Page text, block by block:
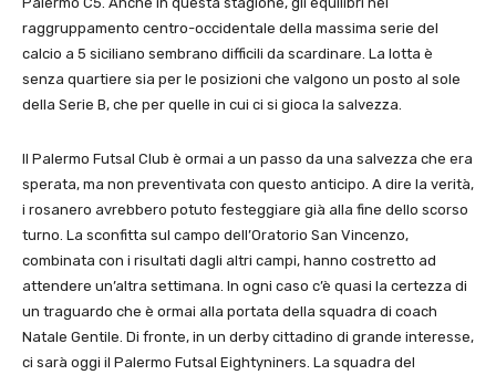
raggruppamento centro-occidentale della massima serie del
calcio a 5 siciliano sembrano difficili da scardinare. La lotta è
senza quartiere sia per le posizioni che valgono un posto al sole
della Serie B, che per quelle in cui ci si gioca la salvezza.
Il Palermo Futsal Club è ormai a un passo da una salvezza che era
sperata, ma non preventivata con questo anticipo. A dire la verità,
i rosanero avrebbero potuto festeggiare già alla fine dello scorso
turno. La sconfitta sul campo dell’Oratorio San Vincenzo,
combinata con i risultati dagli altri campi, hanno costretto ad
attendere un’altra settimana. In ogni caso c’è quasi la certezza di
un traguardo che è ormai alla portata della squadra di coach
Natale Gentile. Di fronte, in un derby cittadino di grande interesse,
ci sarà oggi il Palermo Futsal Eightyniners. La squadra del